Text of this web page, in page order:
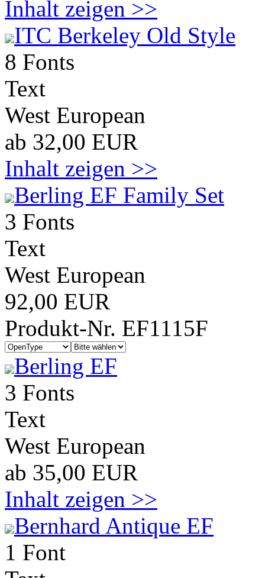
Inhalt zeigen >>
ITC Berkeley Old Style
8 Fonts
Text
West European
ab 32,00 EUR
Inhalt zeigen >>
Berling EF Family Set
3 Fonts
Text
West European
92,00 EUR
Produkt-Nr. EF1115F
Berling EF
3 Fonts
Text
West European
ab 35,00 EUR
Inhalt zeigen >>
Bernhard Antique EF
1 Font